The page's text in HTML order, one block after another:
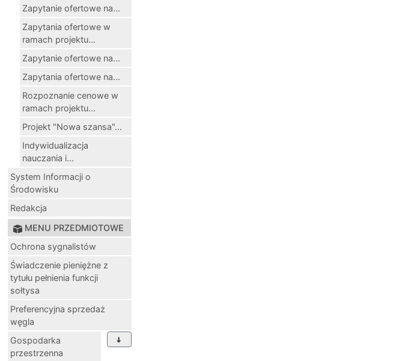
Zapytanie ofertowe na...
Zapytania ofertowe w
ramach projektu...
Zapytanie ofertowe na...
Zapytania ofertowe na...
Rozpoznanie cenowe w
ramach projektu...
Projekt "Nowa szansa"...
Indywidualizacja
nauczania i...
System Informacji o
Środowisku
Redakcja
MENU PRZEDMIOTOWE
Ochrona sygnalistów
Świadczenie pieniężne z
tytułu pełnienia funkcji
sołtysa
Preferencyjna sprzedaż
węgla
Gospodarka
przestrzenna